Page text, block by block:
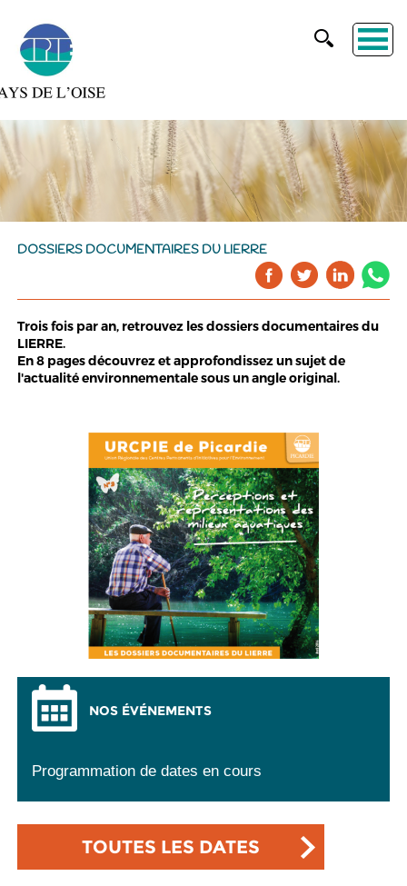
DOSSIERS DOCUMENTAIRES DU LIERRE
Trois fois par an, retrouvez les dossiers documentaires du
LIERRE.
En 8 pages découvrez et approfondissez un sujet de
l'actualité environnementale sous un angle original.
NOS ÉVÉNEMENTS
Programmation de dates en cours
TOUTES LES DATES